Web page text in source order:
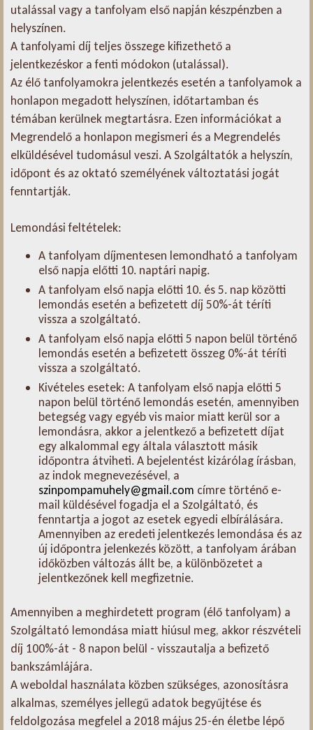
utalással vagy a tanfolyam első napján készpénzben a
helyszínen.
A tanfolyami díj teljes összege kifizethető a
jelentkezéskor a fenti módokon (utalással).
Az élő tanfolyamokra jelentkezés esetén a tanfolyamok a
honlapon megadott helyszínen, időtartamban és
témában kerülnek megtartásra. Ezen információkat a
Megrendelő a honlapon megismeri és a Megrendelés
elküldésével tudomásul veszi. A Szolgáltatók a helyszín,
időpont és az oktató személyének változtatási jogát
fenntartják.
Lemondási feltételek:
A tanfolyam díjmentesen lemondható a tanfolyam
első napja előtti 10. naptári napig.
A tanfolyam első napja előtti 10. és 5. nap közötti
lemondás esetén a befizetett díj 50%-át téríti
vissza a szolgáltató.
A tanfolyam első napja előtti 5 napon belül történő
lemondás esetén a befizetett összeg 0%-át téríti
vissza a szolgáltató.
Kivételes esetek: A tanfolyam első napja előtti 5
napon belül történő lemondás esetén, amennyiben
betegség vagy egyéb vis maior miatt kerül sor a
lemondásra, akkor a jelentkező a befizetett díjat
egy alkalommal egy általa választott másik
időpontra átviheti. A bejelentést kizárólag írásban,
az indok megnevezésével, a
szinpompamuhely@gmail.com címre történő e-
mail küldésével fogadja el a Szolgáltató, és
fenntartja a jogot az esetek egyedi elbírálására.
Amennyiben az eredeti jelentkezés lemondása és az
új időpontra jelenkezés között, a tanfolyam árában
időközben változás állt be, a különbözetet a
jelentkezőnek kell megfizetnie.
Amennyiben a meghirdetett program (élő tanfolyam) a
Szolgáltató lemondása miatt hiúsul meg, akkor részvételi
díj 100%-át - 8 napon belül - visszautalja a befizető
bankszámlájára.
A weboldal használata közben szükséges, azonosításra
alkalmas, személyes jellegű adatok begyűjtése és
feldolgozása megfelel a 2018 május 25-én életbe lépő